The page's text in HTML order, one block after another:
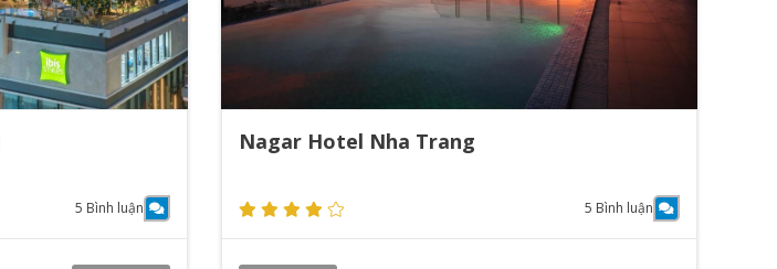
5 Bình luận
Nagar Hotel Nha Trang
5 Bình luận